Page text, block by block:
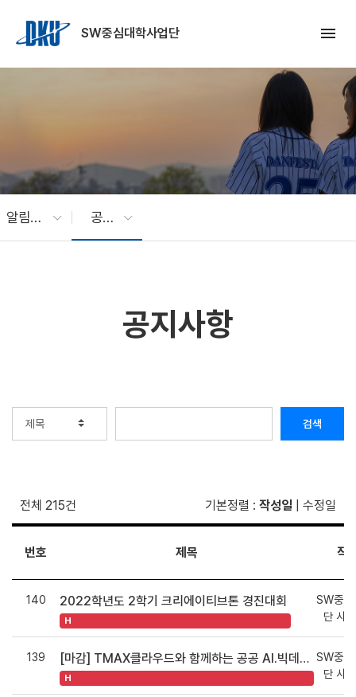
SW중심대학사업단
menu
알림마당 공지사항
공지사항
검색
전체 215건 기본정렬 : 작성일 수정일
번호 제목 작
140 2022학년도 2학기 크리에이티브톤 경진대회
H
SW중심
단 사
139 [마감] TMAX클라우드와 함께하는 공공 AI.빅데이터 교육
H
SW중심
단 사